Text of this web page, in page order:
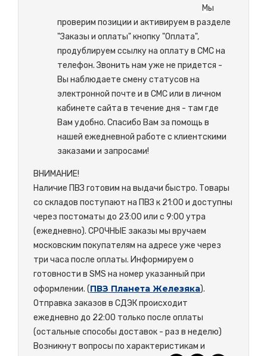
Мы
проверим позиции и активируем в разделе
"Заказы и оплаты" кнопку "Оплата",
продублируем ссылку на оплату в СМС на
телефон. Звонить нам уже не придется -
Вы наблюдаете смену статусов на
электронной почте и в СМС или в личном
кабинете сайта в течение дня - там где
Вам удобно. Спасибо Вам за помощь в
нашей ежедневной работе с клиентскими
заказами и запросами!
ВНИМАНИЕ!
Наличие ПВЗ готовим на выдачи быстро. Товары
со складов поступают на ПВЗ к 21:00 и доступны
через постоматы до 23:00 или с 9:00 утра
(ежедневно). СРОЧНЫЕ заказы мы вручаем
московским покупателям на адресе уже через
три часа после оплаты. Информируем о
готовности в SMS на номер указанный при
оформлении. (ПВЗ Планета Железяка).
Отправка заказов в СДЭК происходит
ежедневно до 22:00 только после оплаты
(остальные способы доставок - раз в неделю)
Возникнут вопросы по характеристикам и